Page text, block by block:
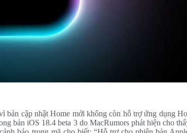
cập nhật Home mới không còn hỗ trợ ứng dụng
bản iOS 18.4 beta 3 do MacRumors phát hiện cho